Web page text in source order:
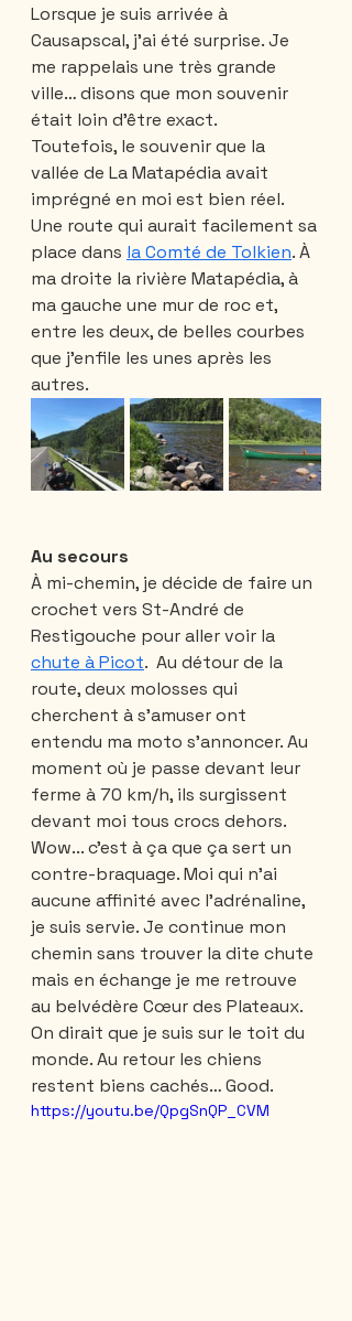
Lorsque je suis arrivée à
Causapscal, j’ai été surprise. Je
me rappelais une très grande
ville… disons que mon souvenir
était loin d’être exact.
Toutefois, le souvenir que la
vallée de La Matapédia avait
imprégné en moi est bien réel.
Une route qui aurait facilement sa
place dans la Comté de Tolkien. À
ma droite la rivière Matapédia, à
ma gauche une mur de roc et,
entre les deux, de belles courbes
que j’enfile les unes après les
autres.
Au secours
À mi-chemin, je décide de faire un
crochet vers St-André de
Restigouche pour aller voir la
chute à Picot.  Au détour de la
route, deux molosses qui
cherchent à s’amuser ont
entendu ma moto s’annoncer. Au
moment où je passe devant leur
ferme à 70 km/h, ils surgissent
devant moi tous crocs dehors.
Wow... c’est à ça que ça sert un
contre-braquage. Moi qui n’ai
aucune affinité avec l’adrénaline,
je suis servie. Je continue mon
chemin sans trouver la dite chute
mais en échange je me retrouve
au belvédère Cœur des Plateaux.
On dirait que je suis sur le toit du
monde. Au retour les chiens
restent biens cachés… Good.
https://youtu.be/QpgSnQP_CVM